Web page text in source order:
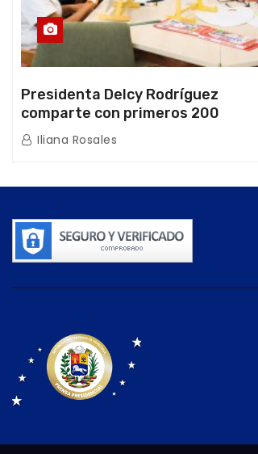
Presidenta Delcy Rodríguez
comparte con primeros 200
beneficiarios de la nueva Casa de
los Abuelos “La Primavera” en
Iliana Rosales